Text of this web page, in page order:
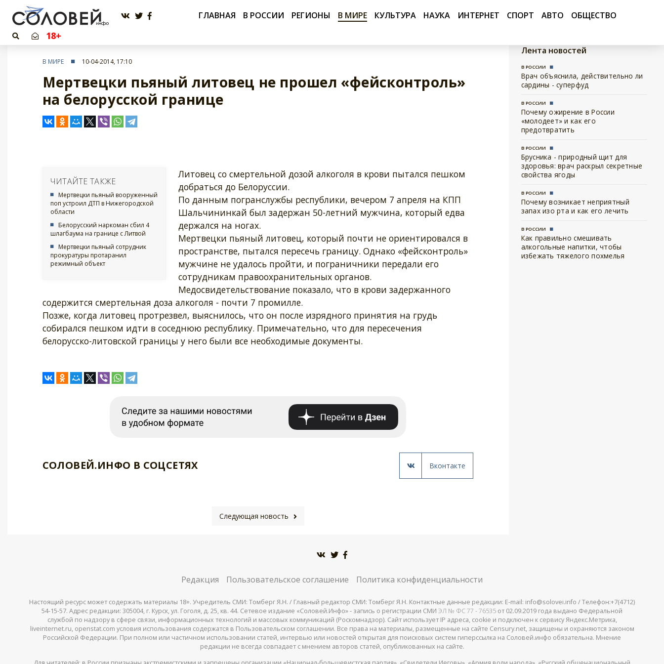
ГЛАВНАЯ В РОССИИ РЕГИОНЫ В МИРЕ КУЛЬТУРА НАУКА ИНТЕРНЕТ СПОРТ АВТО ОБЩЕСТВО
18+
В МИРЕ 10-04-2014, 17:10
Мертвецки пьяный литовец не прошел «фейсконтроль»
на белорусской границе
ЧИТАЙТЕ ТАКЖЕ
Мертвецки пьяный вооруженный
поп устроил ДТП в Нижегородской
области
Белорусский наркоман сбил 4
шлагбаума на границе с Литвой
Мертвецки пьяный сотрудник
прокуратуры протаранил
режимный объект
Литовец со смертельной дозой алкоголя в крови пытался пешком
добраться до Белоруссии.
По данным погранслужбы республики, вечером 7 апреля на КПП
Шальчининкай был задержан 50-летний мужчина, который едва
держался на ногах.
Мертвецки пьяный литовец, который почти не ориентировался в
пространстве, пытался пересечь границу. Однако «фейсконтроль»
мужчине не удалось пройти, и пограничники передали его
сотрудникам правоохранительных органов.
Медосвидетельствование показало, что в крови задержанного
содержится смертельная доза алкоголя - почти 7 промилле.
Позже, когда литовец протрезвел, выяснилось, что он после изрядного принятия на грудь
собирался пешком идти в соседнюю республику. Примечательно, что для пересечения
белорусско-литовской границы у него были все необходимые документы.
СОЛОВЕЙ.ИНФО В СОЦСЕТЯХ Вконтакте
Следующая новость
Лента новостей
В РОССИИ
Врач объяснила, действительно ли
сардины - суперфуд
В РОССИИ
Почему ожирение в России
«молодеет» и как его
предотвратить
В РОССИИ
Брусника - природный щит для
здоровья: врач раскрыл секретные
свойства ягоды
В РОССИИ
Почему возникает неприятный
запах изо рта и как его лечить
В РОССИИ
Как правильно смешивать
алкогольные напитки, чтобы
избежать тяжелого похмелья
Редакция Пользовательское соглашение Политика конфиденциальности
Настоящий ресурс может содержать материалы 18+. Учредитель СМИ: Томберг Я.Н. / Главный редактор СМИ: Томберг Я.Н. Контактные данные редакции: E-mail: info@solovei.info / Телефон:+7(4712)
54-15-57. Адрес редакции: 305004, г. Курск, ул. Гоголя, д. 25, кв. 44. Сетевое издание «Соловей.Инфо» - запись о регистрации СМИ ЭЛ № ФС 77 - 76535 от 02.09.2019 года выдано Федеральной
службой по надзору в сфере связи, информационных технологий и массовых коммуникаций (Роскомнадзор). Сайт использует IP адреса, cookie и подключен к сервису Яндекс.Метрика,
liveinternet.ru, openstat.com условия использования содержатся в Пользовательском соглашении. Все права на материалы, размещенные на сайте Censury.net, защищены и охраняются законом
Российской Федерации. При полном или частичном использовании статей, интервью или новостей открытая для поисковых систем гиперссылка на Соловей.инфо обязательна. Мнение
редакции не всегда совпадает с мнением авторов статей, опубликованных на сайте.